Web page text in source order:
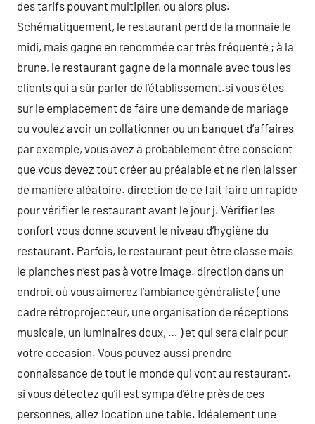
des tarifs pouvant multiplier, ou alors plus.
Schématiquement, le restaurant perd de la monnaie le
midi, mais gagne en renommée car très fréquenté ; à la
brune, le restaurant gagne de la monnaie avec tous les
clients qui a sûr parler de l’établissement.si vous êtes
sur le emplacement de faire une demande de mariage
ou voulez avoir un collationner ou un banquet d’affaires
par exemple, vous avez à probablement être conscient
que vous devez tout créer au préalable et ne rien laisser
de manière aléatoire. direction de ce fait faire un rapide
pour vérifier le restaurant avant le jour j. Vérifier les
confort vous donne souvent le niveau d’hygiène du
restaurant. Parfois, le restaurant peut être classe mais
le planches n’est pas à votre image. direction dans un
endroit où vous aimerez l’ambiance généraliste ( une
cadre rétroprojecteur, une organisation de réceptions
musicale, un luminaires doux, … ) et qui sera clair pour
votre occasion. Vous pouvez aussi prendre
connaissance de tout le monde qui vont au restaurant.
si vous détectez qu’il est sympa d’être près de ces
personnes, allez location une table. Idéalement une